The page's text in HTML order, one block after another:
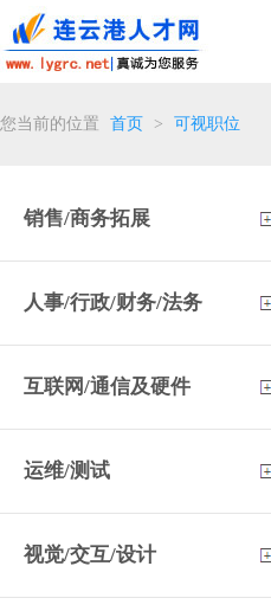
您当前的位置 首页 > 可视职位
销售/商务拓展
人事/行政/财务/法务
互联网/通信及硬件
运维/测试
视觉/交互/设计